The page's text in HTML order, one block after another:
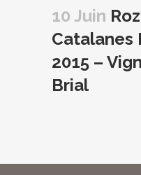
10 Juin
Catalanes
2015 –
Brial